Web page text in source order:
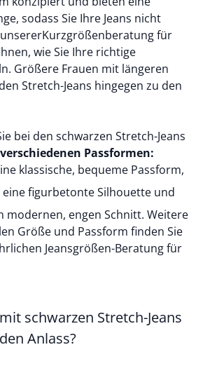
sodass Sie Ihre Jeans nicht
Kurzgrößenberatung für
wie Sie Ihre richtige
Größere Frauen mit längeren
Stretch-Jeans hingegen zu den
bei den schwarzen Stretch-Jeans
verschiedenen Passformen:
klassische, bequeme Passform,
figurbetonte Silhouette und
modernen, engen Schnitt. Weitere
Größe und Passform finden Sie
Jeansgrößen-Beratung für
schwarzen Stretch-Jeans
Anlass?